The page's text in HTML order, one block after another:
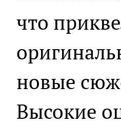
что
новые
Высокие